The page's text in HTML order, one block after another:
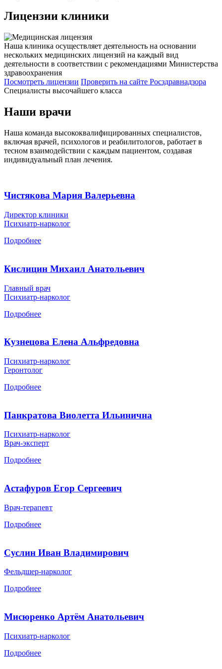
Лицензии клиники
Наша клиника осуществляет деятельность на основании
нескольких медицинских лицензий на каждый вид
деятельности в соответствии с рекомендациями Министерства
здравоохранения
Посмотреть лицензии Проверить на сайте Росздравнадзора
Специалисты высочайшего класса
Наши врачи
Наша команда высококвалифицированных специалистов,
включая врачей, психологов и реабилитологов, работает в
тесном взаимодействии с каждым пациентом, создавая
индивидуальный план лечения.
Чистякова Мария Валерьевна
Директор клиники
Психиатр-нарколог
Подробнее
Кислицин Михаил Анатольевич
Главный врач
Психиатр-нарколог
Подробнее
Кузнецова Елена Альфредовна
Психиатр-нарколог
Геронтолог
Подробнее
Панкратова Виолетта Ильинична
Психиатр-нарколог
Врач-эксперт
Подробнее
Астафуров Егор Сергеевич
Врач-терапевт
Подробнее
Суслин Иван Владимирович
Фельдшер-нарколог
Подробнее
Мисюренко Артём Анатольевич
Психиатр-нарколог
Подробнее